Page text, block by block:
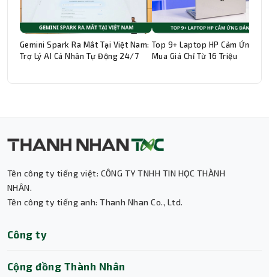
Gemini Spark Ra Mắt Tại Việt Nam:
Trợ Lý AI Cá Nhân Tự Động 24/7
Top 9+ Laptop HP Cảm Ứng
Mua Giá Chỉ Từ 16 Triệu
Tên công ty tiếng việt: CÔNG TY TNHH TIN HỌC THÀNH
NHÂN.
Tên công ty tiếng anh: Thanh Nhan Co., Ltd.
Công ty
Cộng đồng Thành Nhân